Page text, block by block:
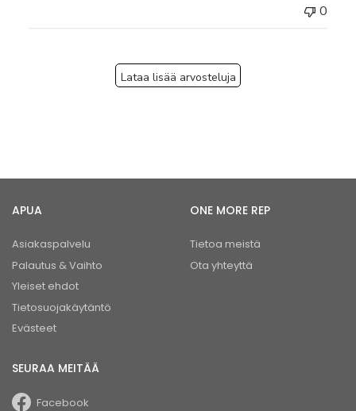
0
Lataa lisää arvosteluja
APUA
Asiakaspalvelu
Palautus & Vaihto
Yleiset ehdot
Tietosuojakäytäntö
Evästeet
ONE MORE REP
Tietoa meistä
Ota yhteyttä
SEURAA MEITÄÄ
Facebook